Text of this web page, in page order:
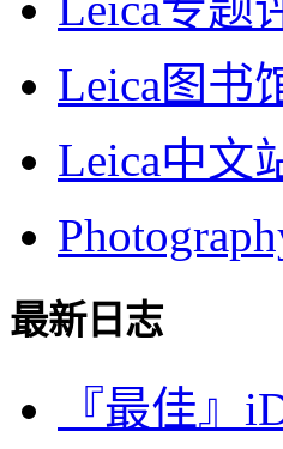
Leica图书
Leica中文
最新日志
『最佳』